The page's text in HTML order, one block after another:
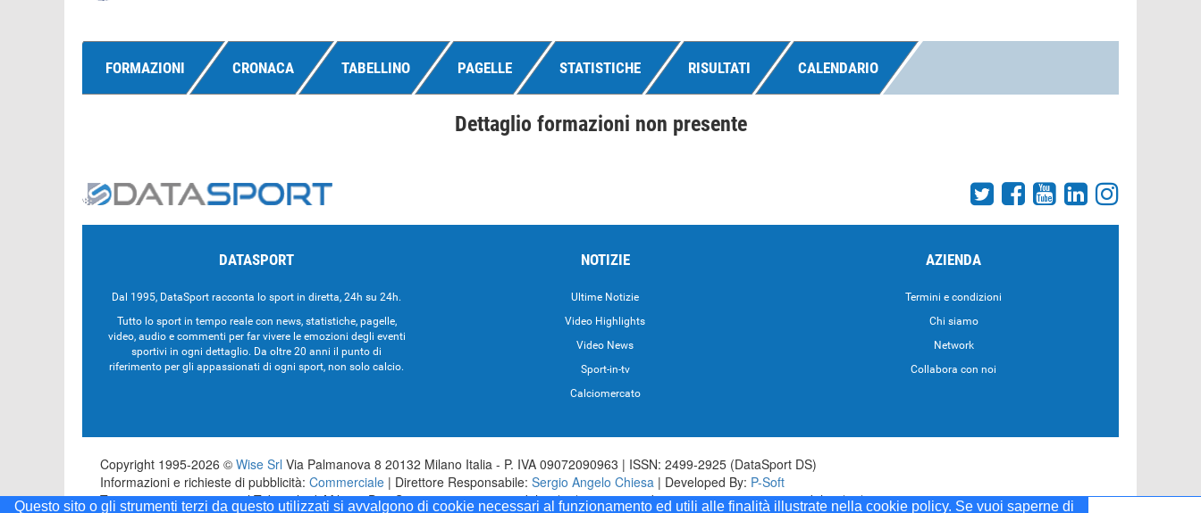
Questo sito o gli strumenti terzi da questo utilizzati si avvalgono di cookie necessari al funzionamento ed utili alle finalità illustrate nella cookie policy. Se vuoi saperne di
FORMAZIONI CRONACA TABELLINO PAGELLE STATISTICHE RISULTATI CALENDARIO
Dettaglio formazioni non presente
DATASPORT
Dal 1995, DataSport racconta lo sport in diretta, 24h su 24h.
Tutto lo sport in tempo reale con news, statistiche, pagelle,
video, audio e commenti per far vivere le emozioni degli eventi
sportivi in ogni dettaglio. Da oltre 20 anni il punto di
riferimento per gli appassionati di ogni sport, non solo calcio.
NOTIZIE
Ultime Notizie
Video Highlights
Video News
Sport-in-tv
Calciomercato
AZIENDA
Termini e condizioni
Chi siamo
Network
Collabora con noi
Copyright 1995-2026 © Wise Srl Via Palmanova 8 20132 Milano Italia - P. IVA 09072090963 | ISSN: 2499-2925 (DataSport DS)
Informazioni e richieste di pubblicità: Commerciale | Direttore Responsabile: Sergio Angelo Chiesa | Developed By: P-Soft
Testata registrata presso il Tribunale di Milano: DataSport iscrizione n.173 del 30/03/1985 - www.datasport.it iscrizione n.255 del 20/04/2001